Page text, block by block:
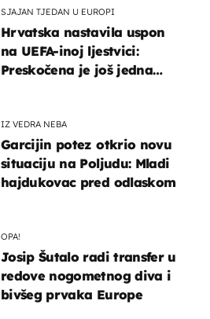
SJAJAN TJEDAN U EUROPI
Hrvatska nastavila uspon
na UEFA-inoj ljestvici:
Preskočena je još jedna
IZ VEDRA NEBA
Garcijin potez otkrio novu
situaciju na Poljudu: Mladi
hajdukovac pred odlaskom
OPA!
Josip Šutalo radi transfer u
redove nogometnog diva i
bivšeg prvaka Europe